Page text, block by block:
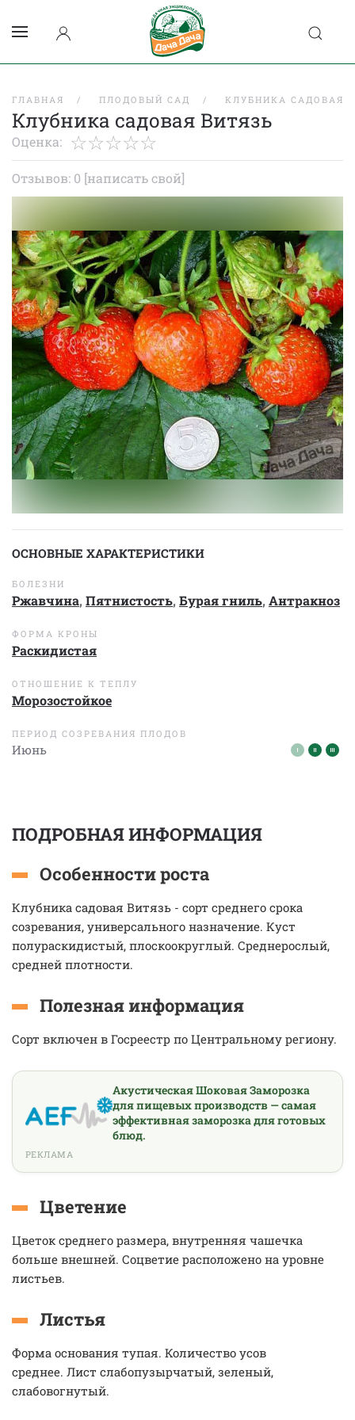
ГЛАВНАЯ ПЛОДОВЫЙ САД КЛУБНИКА САДОВАЯ
Клубника садовая Витязь
Оценка:
Отзывов: 0 [написать свой]
ОСНОВНЫЕ ХАРАКТЕРИСТИКИ
БОЛЕЗНИ
Ржавчина, Пятнистость, Бурая гниль, Антракноз
ФОРМА КРОНЫ
Раскидистая
ОТНОШЕНИЕ К ТЕПЛУ
Морозостойкое
ПЕРИОД СОЗРЕВАНИЯ ПЛОДОВ
Июнь
ПОДРОБНАЯ ИНФОРМАЦИЯ
Особенности роста
Клубника садовая Витязь - сорт среднего срока
созревания, универсального назначение. Куст
полураскидистый, плоскоокруглый. Среднерослый,
средней плотности.
Полезная информация
Сорт включен в Госреестр по Центральному региону.
Акустическая Шоковая Заморозка
для пищевых производств — самая
эффективная заморозка для готовых
блюд.
РЕКЛАМА
Цветение
Цветок среднего размера, внутренняя чашечка
больше внешней. Соцветие расположено на уровне
листьев.
Листья
Форма основания тупая. Количество усов
среднее. Лист слабопузырчатый, зеленый,
слабовогнутый.